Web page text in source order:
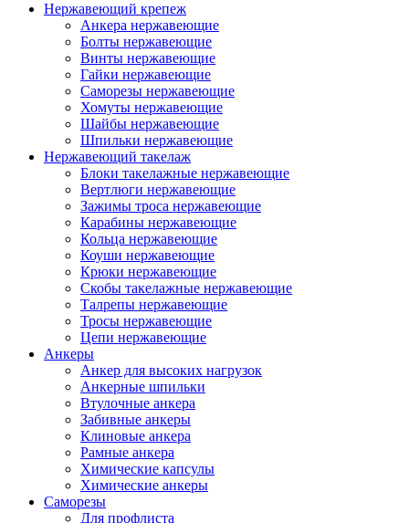
Нержавеющий крепеж
Анкера нержавеющие
Болты нержавеющие
Винты нержавеющие
Гайки нержавеющие
Саморезы нержавеющие
Хомуты нержавеющие
Шайбы нержавеющие
Шпильки нержавеющие
Нержавеющий такелаж
Блоки такелажные нержавеющие
Вертлюги нержавеющие
Зажимы троса нержавеющие
Карабины нержавеющие
Кольца нержавеющие
Коуши нержавеющие
Крюки нержавеющие
Скобы такелажные нержавеющие
Талрепы нержавеющие
Тросы нержавеющие
Цепи нержавеющие
Анкеры
Анкер для высоких нагрузок
Анкерные шпильки
Втулочные анкера
Забивные анкеры
Клиновые анкера
Рамные анкера
Химические капсулы
Химические анкеры
Саморезы
Для профлиста